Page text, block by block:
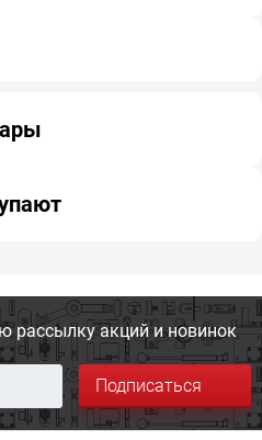
рассылку акций и новинок
Подписаться